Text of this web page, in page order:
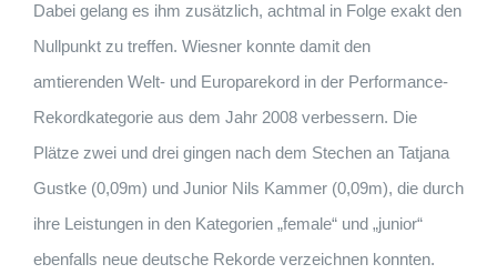
Dabei gelang es ihm zusätzlich, achtmal in Folge exakt den
Nullpunkt zu treffen. Wiesner konnte damit den
amtierenden Welt- und Europarekord in der Performance-
Rekordkategorie aus dem Jahr 2008 verbessern. Die
Plätze zwei und drei gingen nach dem Stechen an Tatjana
Gustke (0,09m) und Junior Nils Kammer (0,09m), die durch
ihre Leistungen in den Kategorien „female“ und „junior“
ebenfalls neue deutsche Rekorde verzeichnen konnten.